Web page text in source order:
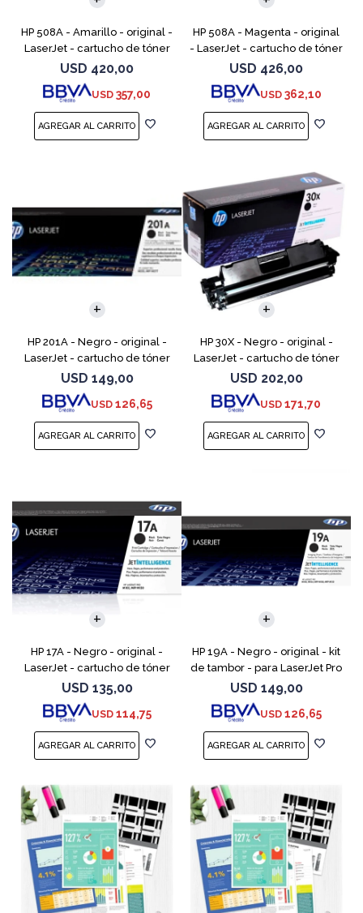
HP 508A - Amarillo - original -
LaserJet - cartucho de tóner
(CF362A) - para Color
LaserJet Enterprise MFP M577;
LaserJet Enterp
USD 420,00
USD 357,00
HP 508A - Magenta - original
- LaserJet - cartucho de tóner
(CF363A) - para Color
LaserJet Enterprise MFP M577;
LaserJet Enterpr
USD 426,00
USD 362,10
HP 201A - Negro - original -
LaserJet - cartucho de tóner
(CF400A) - para Color
LaserJet Pro M252dn,
M252dw, M252n, MFP M277c6,
USD 149,00
USD 126,65
HP 30X - Negro - original -
LaserJet - cartucho de tóner
(CF230X) - para LaserJet Pro
M203d, M203dn, M203dw, MFP
M227fdn, MFP M2
USD 202,00
USD 171,70
HP 17A - Negro - original -
LaserJet - cartucho de tóner
(CF217A) - para LaserJet Pro
M102a, M102w, MFP M130a,
MFP M130fn, MFP M
USD 135,00
USD 114,75
HP 19A - Negro - original - kit
de tambor - para LaserJet Pro
M102, M104, MFP M130, MFP
M132
USD 149,00
USD 126,65